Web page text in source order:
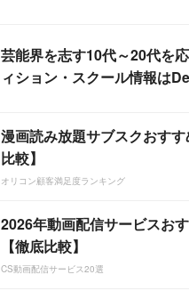
芸能界を志す10代～20代を
ィション・スクール情報は
漫画読み放題サブスクおす
比較】
オリコン顧客満足度ランキング
2026年動画配信サービスお
【徹底比較】
CS動画配信サービス20選